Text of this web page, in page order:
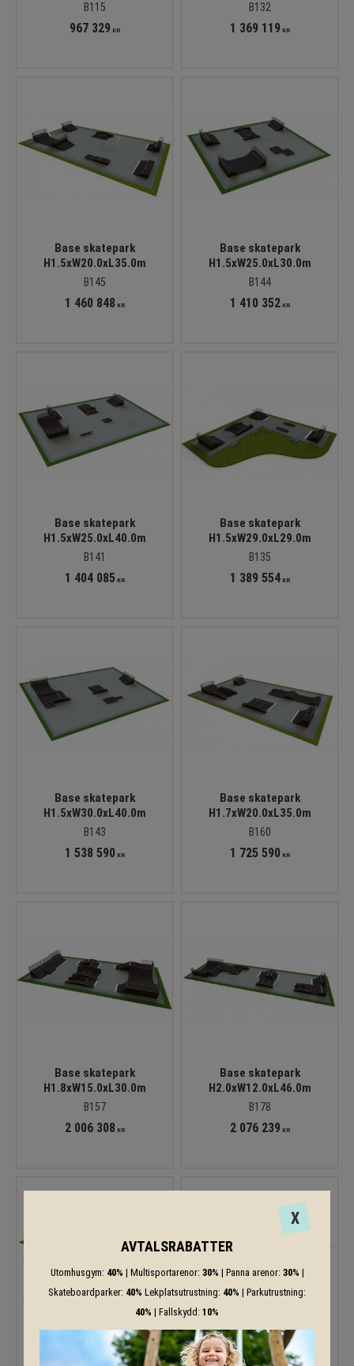
B115
967 329 KR
B132
1 369 119 KR
Base skatepark
H1.5xW20.0xL35.0m
B145
1 460 848 KR
Base skatepark
H1.5xW25.0xL30.0m
B144
1 410 352KR
Base skatepark
H1.5xW25.0xL40.0m
B141
1 404 085 KR
Base skatepark
H1.5xW29.0xL29.0m
B135
1 389 554KR
Base skatepark
H1.5xW30.0xL40.0m
B143
1 538 590KR
Base skatepark
H1.7xW20.0xL35.0m
B160
1 725 590KR
Base skatepark
H1.8xW15.0xL30.0m
B157
2 006 308 KR
Base skatepark
H2.0xW12.0xL46.0m
B178
2 076 239 KR
Base skatepark
Base skatepark
X
AVTALSRABATTER
Utomhusgym: 40% | Multisportarenor: 30% | Panna arenor: 30% |
Skateboardparker: 40% Lekplatsutrustning: 40% | Parkutrustning:
40% | Fallskydd: 10%